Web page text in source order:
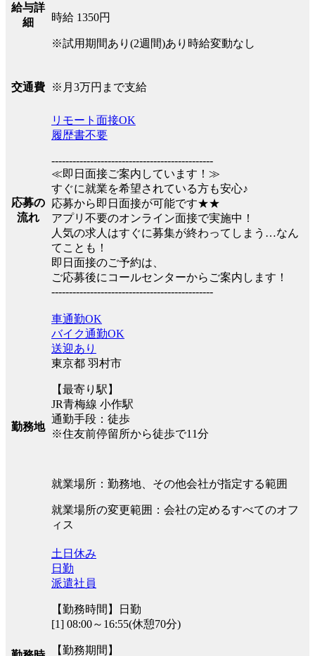
給与詳
細
時給 1350円
※試用期間あり(2週間)あり時給変動なし
交通費 ※月3万円まで支給
応募の
流れ
リモート面接OK
履歴書不要
----------------------------------------------
≪即日面接ご案内しています！≫
すぐに就業を希望されている方も安心♪
応募から即日面接が可能です★★
アプリ不要のオンライン面接で実施中！
人気の求人はすぐに募集が終わってしまう…なん
てことも！
即日面接のご予約は、
ご応募後にコールセンターからご案内します！
----------------------------------------------
勤務地
車通勤OK
バイク通勤OK
送迎あり
東京都 羽村市
【最寄り駅】
JR青梅線 小作駅
通勤手段：徒歩
※住友前停留所から徒歩で11分
就業場所：勤務地、その他会社が指定する範囲
就業場所の変更範囲：会社の定めるすべてのオフ
ィス
土日休み
日勤
派遣社員
【勤務時間】日勤
[1] 08:00～16:55(休憩70分)
【勤務期間】